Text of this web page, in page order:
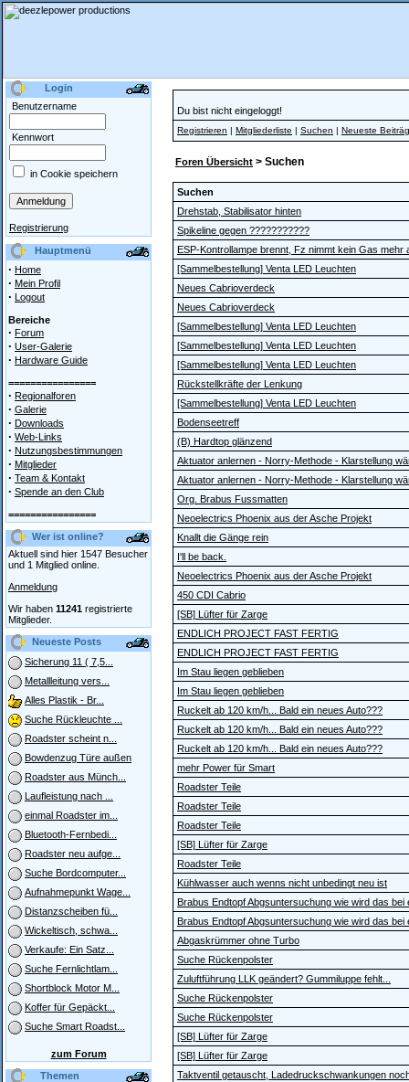
Login
Benutzername
Kennwort
in Cookie speichern
Registrierung
Hauptmenü
· Home
· Mein Profil
· Logout
Bereiche
· Forum
· User-Galerie
· Hardware Guide
================
· Regionalforen
· Galerie
· Downloads
· Web-Links
· Nutzungsbestimmungen
· Mitglieder
· Team & Kontakt
· Spende an den Club
================
Wer ist online?
Aktuell sind hier 1547 Besucher
und 1 Mitglied online.
Anmeldung
Wir haben 11241 registrierte
Mitglieder.
Neueste Posts
Sicherung 11 ( 7,5...
Metallleitung vers...
Alles Plastik - Br...
Suche Rückleuchte ...
Roadster scheint n...
Bowdenzug Türe außen
Roadster aus Münch...
Laufleistung nach ...
einmal Roadster im...
Bluetooth-Fernbedi...
Roadster neu aufge...
Suche Bordcomputer...
Aufnahmepunkt Wage...
Distanzscheiben fü...
Wickeltisch, schwa...
Verkaufe: Ein Satz...
Suche Fernlichtlam...
Shortblock Motor M...
Koffer für Gepäckt...
Suche Smart Roadst...
zum Forum
Themen
Du bist nicht eingeloggt!
Registrieren | Mitgliederliste | Suchen | Neueste
Foren Übersicht > Suchen
Suchen
Drehstab, Stabilisator hinten
Spikeline gegen ???????????
ESP-Kontrollampe brennt, Fz nimmt kein Gas mehr
[Sammelbestellung] Venta LED Leuchten
Neues Cabrioverdeck
Neues Cabrioverdeck
[Sammelbestellung] Venta LED Leuchten
[Sammelbestellung] Venta LED Leuchten
[Sammelbestellung] Venta LED Leuchten
Rückstellkräfte der Lenkung
[Sammelbestellung] Venta LED Leuchten
Bodenseetreff
(B) Hardtop glänzend
Aktuator anlernen - Norry-Methode - Klarstellung
Aktuator anlernen - Norry-Methode - Klarstellung
Org. Brabus Fussmatten
Neoelectrics Phoenix aus der Asche Projekt
Knallt die Gänge rein
I'll be back.
Neoelectrics Phoenix aus der Asche Projekt
450 CDI Cabrio
[SB] Lüfter für Zarge
ENDLICH PROJECT FAST FERTIG
ENDLICH PROJECT FAST FERTIG
Im Stau liegen geblieben
Im Stau liegen geblieben
Ruckelt ab 120 km/h... Bald ein neues Auto???
Ruckelt ab 120 km/h... Bald ein neues Auto???
Ruckelt ab 120 km/h... Bald ein neues Auto???
mehr Power für Smart
Roadster Teile
Roadster Teile
Roadster Teile
[SB] Lüfter für Zarge
Roadster Teile
Kühlwasser auch wenns nicht unbedingt neu ist
Brabus Endtopf Abgsuntersuchung wie wird das bei
Brabus Endtopf Abgsuntersuchung wie wird das bei
Abgaskrümmer ohne Turbo
Suche Rückenpolster
Zuluftführung LLK geändert? Gummiluppe fehlt...
Suche Rückenpolster
Suche Rückenpolster
[SB] Lüfter für Zarge
[SB] Lüfter für Zarge
Taktventil getauscht, Ladedruckschwankungen